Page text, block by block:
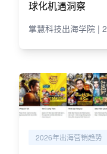
球化机遇洞察
掌慧科技出海学院 |
2026年出海营销趋势